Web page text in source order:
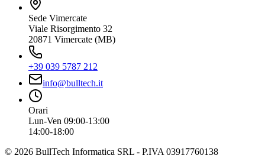
Sede Vimercate
Viale Risorgimento 32
20871 Vimercate (MB)
+39 039 5787 212
info@bulltech.it
Orari
Lun-Ven 09:00-13:00
14:00-18:00
© 2026 BullTech Informatica SRL - P.IVA 03917760138